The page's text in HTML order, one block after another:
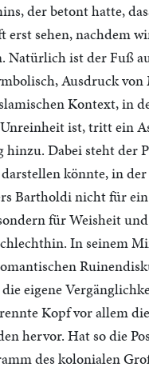
der betont hatte,
erst sehen, nachdem
Natürlich ist der Fuß
Ausdruck
Kontext, in
ist, tritt ein
hinzu. Dabei steht der
darstellen könnte, in
Bartholdi nicht für
für Weisheit
In seinem
eigene
Kopf vor allem
hervor. Hat so die
des kolonialen